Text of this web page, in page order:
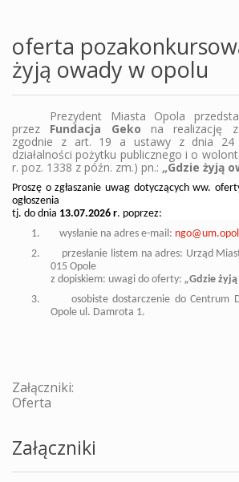
oferta
żyją owady w opolu
Prezydent Miasta Opola
przez Fundacja Gekona realizację
zgodnie z art. 19 a ustawy z dnia 24
działalności pożytku publicznego i o
r. poz. 1338 z późn. zm.) pn.: „Gdzie żyją
Proszę o zgłaszanie uwag dotyczących ww.
ogłoszenia
tj. do dnia 13.07.2026 r. poprzez:
1.
wysłanie na adres e-mail:
2.
przesłanie listem na adres: Urząd
015 Opole
z dopiskiem: uwagi do oferty: „Gdzie
3.
osobiste dostarczenie do Centrum
Opole ul. Damrota 1.
Załączniki:
Oferta
Załączniki